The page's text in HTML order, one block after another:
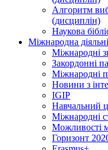
Алгоритм
(дисциплін)
Наукова
Міжнародна
Міжнародні
Закордонні
Міжнародні
Новини з
IGIP
Навчальний
Міжнародні
Можливості
Горизонт